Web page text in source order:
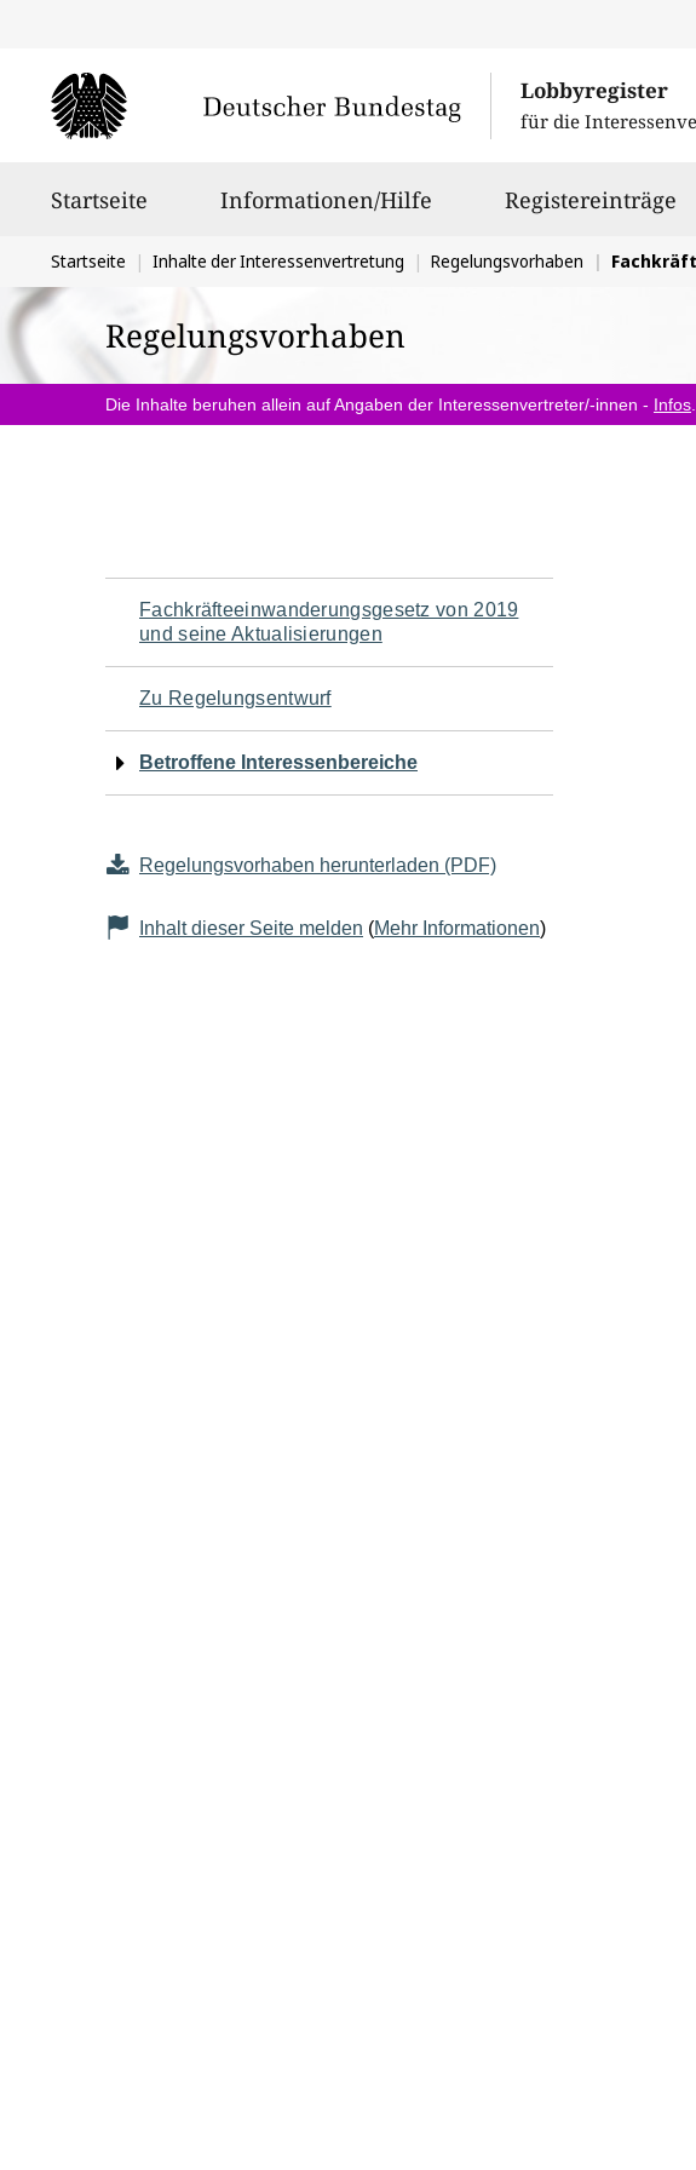
Lobbyregister
für die
Startseite Informationen/Hilfe Registereinträge
Sie
befinden
sich
hier:
Startseite Inhalte der Interessenvertretung Regelungsvorhaben
Regelungsvorhaben
Die Inhalte beruhen allein auf Angaben der Interessenvertreter/-innen - Infos
Navigation
für
den
Seiteninhalt
Fachkräfteeinwanderungsgesetz von 2019
und seine Aktualisierungen
Zu Regelungsentwurf
Betroffene Interessenbereiche
Regelungsvorhaben herunterladen (PDF)
Inhalt dieser Seite melden (Mehr Informationen)